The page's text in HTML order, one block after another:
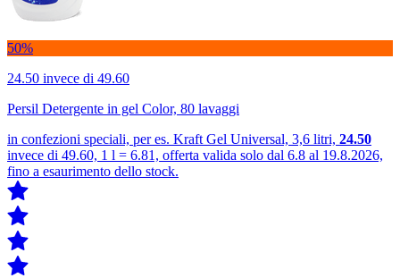
50%
24.50 invece di 49.60
Persil Detergente in gel Color, 80 lavaggi
in confezioni speciali, per es. Kraft Gel Universal, 3,6 litri, 24.50
invece di 49.60, 1 l = 6.81, offerta valida solo dal 6.8 al 19.8.2026,
fino a esaurimento dello stock.